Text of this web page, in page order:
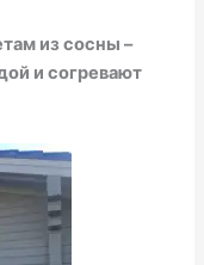
из сосны –
и согревают